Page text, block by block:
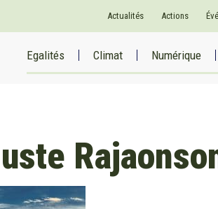
Actualités Actions
Egalités Climat Numérique